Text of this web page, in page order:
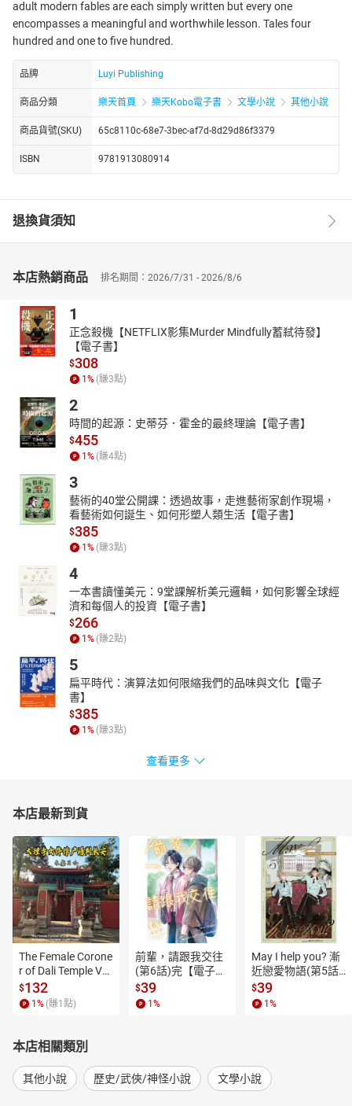
adult modern fables are each simply written but every one
encompasses a meaningful and worthwhile lesson. Tales four
hundred and one to five hundred.
品牌 Luyi Publishing
商品分類 樂天首頁 樂天Kobo電子書 文學小說 其他小說
商品貨號(SKU) 65c8110c-68e7-3bec-af7d-8d29d86f3379
ISBN 9781913080914
退換貨須知
本店熱銷商品 排名期間：2026/7/31 - 2026/8/6
1
正念殺機【NETFLIX影集Murder Mindfully蓄弒待發】
【電子書】
$308
1% (賺3點)
2
時間的起源：史蒂芬．霍金的最終理論【電子書】
$455
1% (賺4點)
3
藝術的40堂公開課：透過故事，走進藝術家創作現場，
看藝術如何誕生、如何形塑人類生活【電子書】
$385
1% (賺3點)
4
一本書讀懂美元：9堂課解析美元邏輯，如何影響全球經
濟和每個人的投資【電子書】
$266
1% (賺2點)
5
扁平時代：演算法如何限縮我們的品味與文化【電子
書】
$385
1% (賺3點)
查看更多
本店最新到貨
The Female Corone
r of Dali Temple Vo
l.6【有聲書】
$132
1 % (賺1 點)
前輩，請跟我交往
(第6話)完【電子
書】
$39
1 %
May I help you? 漸
近戀愛物語(第5話)
【電子書】
$39
1 %
本店相關類別
其他小說 歷史/武俠/神怪小說 文學小說